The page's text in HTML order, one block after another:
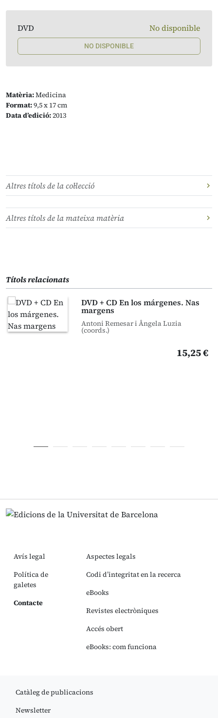
Matèria:Medicina
Format:9,5 x 17 cm
Data d’edició:2013
DVD No disponible
NO DISPONIBLE
Altres títols de la col·lecció
Altres títols de la mateixa matèria
Títols relacionats
DVD + CD En los márgenes. Nas
margens
Antoni Remesar i Ângela Luzia
(coords.)
15,25 €
Avís legal
Política de
galetes
Contacte
Aspectes legals
Codi d’integritat en la recerca
eBooks
Revistes electròniques
Accés obert
eBooks: com funciona
Catàleg de publicacions
Newsletter